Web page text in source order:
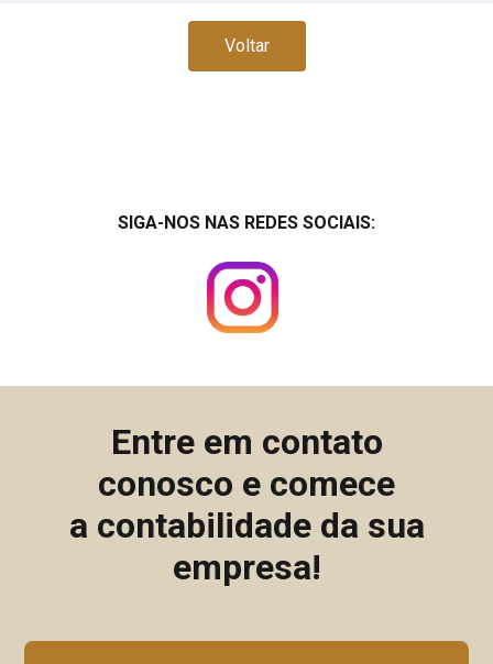
Voltar
SIGA-NOS NAS REDES SOCIAIS:
Entre em contato
conosco e comece
a contabilidade da sua
empresa!